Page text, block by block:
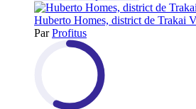
Huberto Homes, district de Trakai
ParProfitus